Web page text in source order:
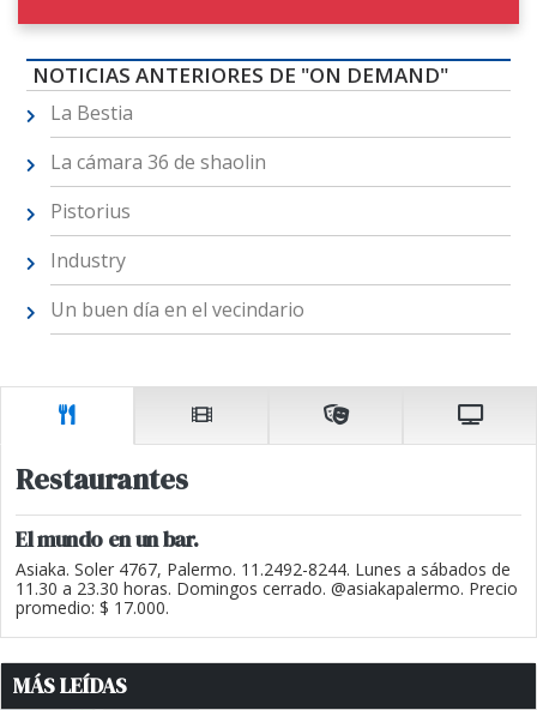
NOTICIAS ANTERIORES DE "ON DEMAND"
La Bestia
La cámara 36 de shaolin
Pistorius
Industry
Un buen día en el vecindario
Restaurantes
El mundo en un bar.
Asiaka. Soler 4767, Palermo. 11.2492-8244. Lunes a sábados de
11.30 a 23.30 horas. Domingos cerrado. @asiakapalermo. Precio
promedio: $ 17.000.
MÁS LEÍDAS